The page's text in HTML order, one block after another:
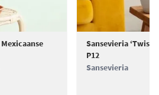
Sansevieria
P12
Sansevieria